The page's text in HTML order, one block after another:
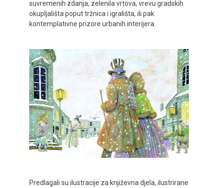
suvremenih zdanja, zelenila vrtova, vrevu gradskih
okupljališta poput tržnica i igrališta, ili pak
kontemplativne prizore urbanih interijera.
Predlagali su ilustracije za književna djela, ilustrirane